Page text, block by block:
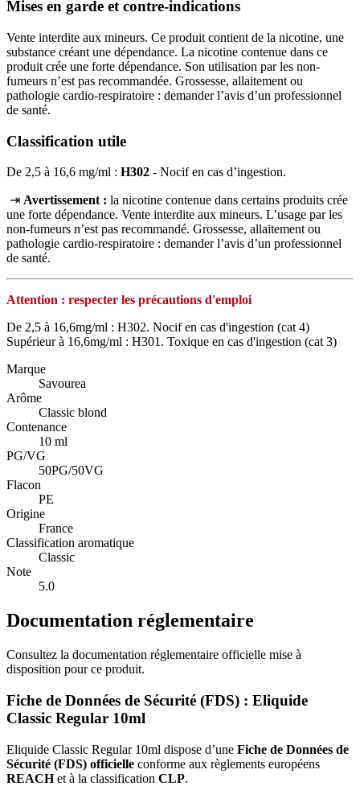
Mises en garde et contre-indications
Vente interdite aux mineurs. Ce produit contient de la nicotine, une
substance créant une dépendance. La nicotine contenue dans ce
produit crée une forte dépendance. Son utilisation par les non-
fumeurs n’est pas recommandée. Grossesse, allaitement ou
pathologie cardio-respiratoire : demander l’avis d’un professionnel
de santé.
Classification utile
De 2,5 à 16,6 mg/ml : H302 - Nocif en cas d’ingestion.
⇥ Avertissement : la nicotine contenue dans certains produits crée
une forte dépendance. Vente interdite aux mineurs. L’usage par les
non‑fumeurs n’est pas recommandé. Grossesse, allaitement ou
pathologie cardio‑respiratoire : demander l’avis d’un professionnel
de santé.
Attention : respecter les précautions d'emploi
De 2,5 à 16,6mg/ml : H302. Nocif en cas d'ingestion (cat 4)
Supérieur à 16,6mg/ml : H301. Toxique en cas d'ingestion (cat 3)
Marque
Savourea
Arôme
Classic blond
Contenance
10 ml
PG/VG
50PG/50VG
Flacon
PE
Origine
France
Classification aromatique
Classic
Note
5.0
Documentation réglementaire
Consultez la documentation réglementaire officielle mise à
disposition pour ce produit.
Fiche de Données de Sécurité (FDS) : Eliquide
Classic Regular 10ml
Eliquide Classic Regular 10ml dispose d’une Fiche de Données de
Sécurité (FDS) officielle conforme aux règlements européens
REACHet à la classification CLP.